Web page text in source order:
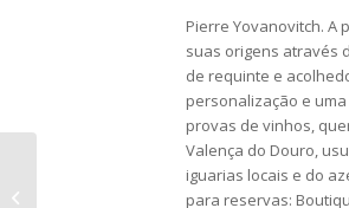
Pierre Yovanovitch.
suas origens através
de requinte e
personalização e
provas de vinhos,
Valença do Douro,
iguarias locais e do
para reservas: